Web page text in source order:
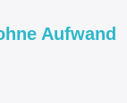
Aufwand